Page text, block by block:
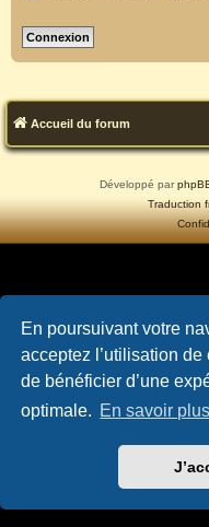
En poursuivant votre
acceptez l’utilisation
de bénéficier d’une
optimale. En savoir
Accueil du forum
Développé par
Traduction